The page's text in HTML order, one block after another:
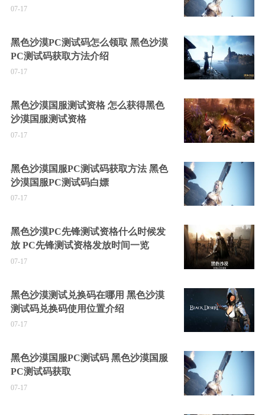
07-17
黑色沙漠PC测试码怎么领取 黑色沙漠
PC测试码获取方法介绍
07-17
黑色沙漠国服测试资格 怎么获得黑色
沙漠国服测试资格
07-17
黑色沙漠国服PC测试码获取方法 黑色
沙漠国服PC测试码白嫖
07-17
黑色沙漠PC先锋测试资格什么时候发
放 PC先锋测试资格发放时间一览
07-17
黑色沙漠测试兑换码在哪用 黑色沙漠
测试码兑换码使用位置介绍
07-17
黑色沙漠国服PC测试码 黑色沙漠国服
PC测试码获取
07-17